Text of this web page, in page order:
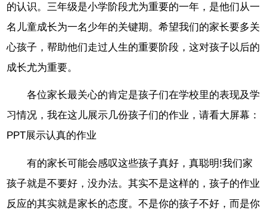
的认识。三年级是小学阶段尤为重要的一年，是他们从一
名儿童成长为一名少年的关键期。希望我们的家长要多关
心孩子，帮助他们走过人生的重要阶段，这对孩子以后的
成长尤为重要。
各位家长最关心的肯定是孩子们在学校里的表现及学
习情况，我在这儿展示几份孩子们的作业，请看大屏幕：
PPT展示认真的作业
有的家长可能会感叹这些孩子真好，真聪明!我们家
孩子就是不要好，没办法。其实不是这样的，孩子的作业
反应的其实就是家长的态度。不是你的孩子不好，而是你